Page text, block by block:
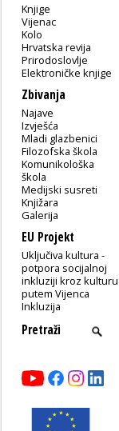
Knjige
Vijenac
Kolo
Hrvatska revija
Prirodoslovlje
Elektroničke knjige
Zbivanja
Najave
Izvješća
Mladi glazbenici
Filozofska škola
Komunikološka
škola
Medijski susreti
Knjižara
Galerija
EU Projekt
Uključiva kultura -
potpora socijalnoj
inkluziji kroz kulturu
putem Vijenca
Inkluzija